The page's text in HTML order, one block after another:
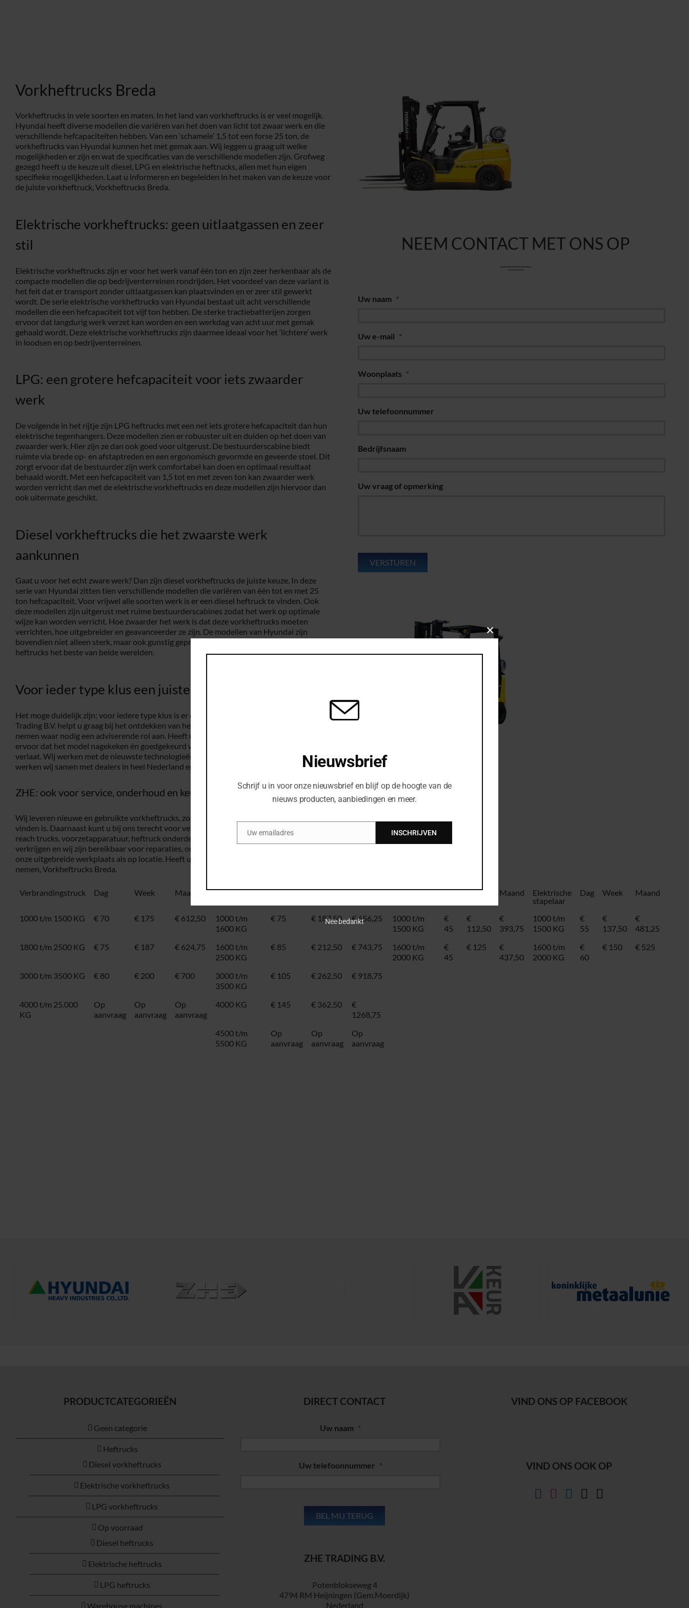
Vorkheftrucks Breda
Vorkheftrucks in vele soorten en maten. In het land van vorkheftrucks is er veel mogelijk.
Hyundai heeft diverse modellen die variëren van het doen van licht tot zwaar werk en die
verschillende hefcapaciteiten hebben. Van een ‘schamele’ 1,5 tot een forse 25 ton, de
vorkheftrucks van Hyundai kunnen het met gemak aan. Wij leggen u graag uit welke
mogelijkheden er zijn en wat de specificaties van de verschillende modellen zijn. Grofweg
gezegd heeft u de keuze uit diesel, LPG en elektrische heftrucks, allen met hun eigen
specifieke mogelijkheden. Laat u informeren en begeleiden in het maken van de keuze voor
de juiste vorkheftruck, Vorkheftrucks Breda.
Elektrische vorkheftrucks: geen uitlaatgassen en zeer
stil
Elektrische vorkheftrucks zijn er voor het werk vanaf één ton en zijn zeer herkenbaar als de
compacte modellen die op bedrijventerreinen rondrijden. Het voordeel van deze variant is
het feit dat er transport zonder uitlaatgassen kan plaatsvinden en er zeer stil gewerkt
wordt. De serie elektrische vorkheftrucks van Hyundai bestaat uit acht verschillende
modellen die een hefcapaciteit tot vijf ton hebben. De sterke tractiebatterijen zorgen
ervoor dat langdurig werk verzet kan worden en een werkdag van acht uur met gemak
gehaald wordt. Deze elektrische vorkheftrucks zijn daarmee ideaal voor het ‘lichtere’ werk
in loodsen en op bedrijventerreinen.
LPG: een grotere hefcapaciteit voor iets zwaarder
werk
De volgende in het rijtje zijn LPG heftrucks met een net iets grotere hefcapaciteit dan hun
elektrische tegenhangers. Deze modellen zien er robuuster uit en duiden op het doen van
zwaarder werk. Hier zijn ze dan ook goed voor uitgerust. De bestuurderscabine biedt
ruimte via brede op- en afstaptreden en een ergonomisch gevormde en geveerde stoel. Dit
zorgt ervoor dat de bestuurder zijn werk comfortabel kan doen en optimaal resultaat
behaald wordt. Met een hefcapaciteit van 1,5 tot en met zeven ton kan zwaarder werk
worden verricht dan met de elektrische vorkheftrucks en deze modellen zijn hiervoor dan
ook uitermate geschikt.
Diesel vorkheftrucks die het zwaarste werk
aankunnen
Gaat u voor het echt zware werk? Dan zijn diesel vorkheftrucks de juiste keuze. In deze
serie van Hyundai zitten tien verschillende modellen die variëren van één tot en met 25
ton hefcapaciteit. Voor vrijwel alle soorten werk is er een diesel heftruck te vinden. Ook
deze modellen zijn uitgerust met ruime bestuurderscabines zodat het werk op optimale
wijze kan worden verricht. Hoe zwaarder het werk is dat deze vorkheftrucks moeten
verrichten, hoe uitgebreider en geavanceerder ze zijn. De modellen van Hyundai zijn
bovendien niet alleen sterk, maar ook gunstig geprijsd. Hiermee ontvangt u met deze
heftrucks het beste van beide werelden.
Voor ieder type klus een juiste heftruck
Het moge duidelijk zijn: voor iedere type klus is er een juiste heftruck te vinden. ZHE
Trading B.V. helpt u graag bij het ontdekken van het beste type voor uw onderneming. Wij
nemen waar nodig een adviserende rol aan. Heeft u een keuze gemaakt? Dan zorgen wij
ervoor dat het model nagekeken én goedgekeurd wordt voordat het onze werkplaats
verlaat. Wij werken met de nieuwste technologieën en voor een eerlijke prijs. Bovendien
werken wij samen met dealers in heel Nederland en zo is er altijd een servicepunt dichtbij.
ZHE: ook voor service, onderhoud en keuringen
Wij leveren nieuwe en gebruikte vorkheftrucks, zodat voor iedere prijsklasse een model te
vinden is. Daarnaast kunt u bij ons terecht voor verhuur en lease van apparatuur. Ook
reach trucks, voorzetapparatuur, heftruck onderdelen en andere producten zijn bij ons te
verkrijgen en wij zijn bereikbaar voor reparaties, onderhoud en keuringen. Dit kan zowel in
onze uitgebreide werkplaats als op locatie. Heeft u een vraag? Aarzel niet om
nemen, Vorkheftrucks Breda.
Verbrandingstruck Dag Week Maand Electrotrucks Dag Week Maand
Elek.
Dag Week Maand
Elektrische
stapelaar
Dag Week Maand
1000 t/m 1500 KG € 70 € 175 € 612,50
1000 t/m
1600 KG
€ 75 € 187,50 € 656,25
1000 t/m
1500 KG
€
45
€
112,50
€
393,75
1000 t/m
1500 KG
€
55
€
137,50
€
481,25
1800 t/m 2500 KG
€ 75 € 187 € 624,75
1600 t/m
2500 KG
€ 85 € 212,50 € 743,75
1600 t/m
2000 KG
€
45
€ 125
€
437,50
1600 t/m
2000 KG
€
60
€ 150 € 525
3000 t/m 3500 KG € 80 € 200 € 700
3000 t/m
3500 KG
€ 105 € 262,50 € 918,75
4000 t/m 25.000
KG
Op
aanvraag
Op
aanvraag
Op
aanvraag
4000 KG € 145 € 362,50
€
1268,75
4500 t/m
5500 KG
Op
aanvraag
Op
aanvraag
Op
aanvraag
NEEM CONTACT MET ONS OP
Uw naam *
Uw e-mail *
Woonplaats *
Uw telefoonnummer
Bedrijfsnaam
Uw vraag of opmerking
PRODUCTCATEGORIEËN
Geen categorie
Heftrucks
Diesel vorkheftrucks
Elektrische vorkheftrucks
LPG vorkheftrucks
Op voorraad
Diesel heftrucks
Elektrische heftrucks
LPG heftrucks
Warehouse machines
DIRECT CONTACT
Uw naam *
Uw telefoonnummer *
ZHE TRADING B.V.
Potenblokseweg 4
4794 RM Heijningen (Gem.Moerdijk)
Nederland
VIND ONS OP FACEBOOK
VIND ONS OOK OP
Close
this
module
Nieuwsbrief
Schrijf u in voor onze nieuwsbrief en blijf op de hoogte van de
nieuws producten, aanbiedingen en meer.
EmailUw emailadres INSCHRIJVEN
Nee bedankt